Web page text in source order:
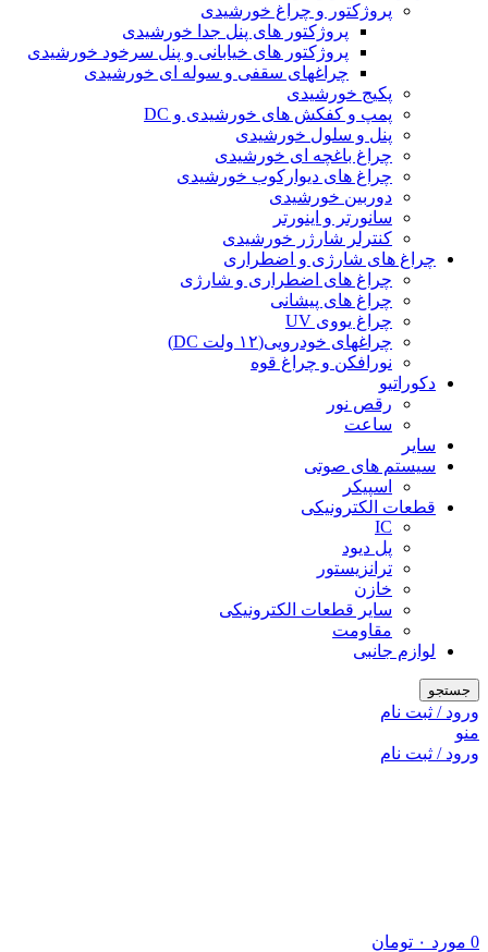
پروژکتور و چراغ خورشیدی
پروژکتور های پنل جدا خورشیدی
پروژکتور های خیابانی و پنل سرخود خورشیدی
چراغهای سقفی و سوله ای خورشیدی
پکیج خورشیدی
پمپ و کفکش های خورشیدی و DC
پنل و سلول خورشیدی
چراغ باغچه ای خورشیدی
چراغ های دیوارکوب خورشیدی
دوربین خورشیدی
سانورتر و اینورتر
کنترلر شارژر خورشیدی
چراغ های شارژی و اضطراری
چراغ های اضطراری و شارژی
چراغ های پیشانی
چراغ یووی UV
چراغهای خودرویی(۱۲ ولت DC)
نورافکن و چراغ قوه
دکوراتیو
رقص نور
ساعت
سایر
سیستم های صوتی
اسپیکر
قطعات الکترونیکی
IC
پل دیود
ترانزیستور
خازن
سایر قطعات الکترونیکی
مقاومت
لوازم جانبی
جستجو
ورود / ثبت نام
منو
ورود / ثبت نام
0 مورد ۰ تومان